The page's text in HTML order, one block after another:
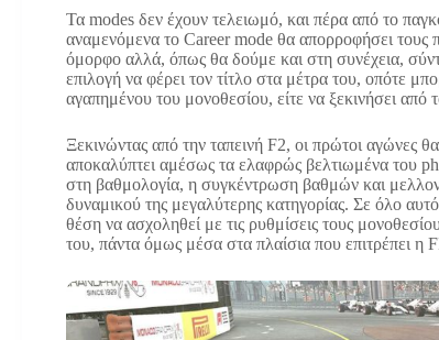
Τα modes δεν έχουν τελειωμό, και πέρα από το
αναμενόμενα το Career mode θα απορροφήσει τους
όμορφο αλλά, όπως θα δούμε και στη συνέχεια,
επιλογή να φέρει τον τίτλο στα μέτρα του, οπότε
αγαπημένου του μονοθεσίου, είτε να ξεκινήσει
Ξεκινώντας από την ταπεινή F2, οι πρώτοι αγώνες
αποκαλύπτει αμέσως τα ελαφρώς βελτιωμένα του
στη βαθμολογία, η συγκέντρωση βαθμών και
δυναμικού της μεγαλύτερης κατηγορίας. Σε όλο
θέση να ασχοληθεί με τις ρυθμίσεις τους
του, πάντα όμως μέσα στα πλαίσια που επιτρέπει η